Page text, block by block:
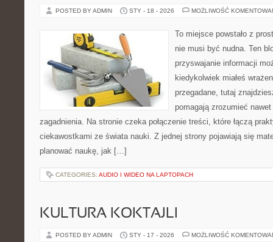
POSTED BY ADMIN STY - 18 - 2026 MOŻLIWOŚĆ
To miejsce powstało z
nie musi być nudna. Ten
przyswajanie informacji
kiedykolwiek miałeś
przegadane, tutaj
pomagają zrozumieć
zagadnienia. Na stronie czeka połączenie treści, które łączą
ciekawostkami ze świata nauki. Z jednej strony pojawiają się
planować naukę, jak […]
CATEGORIES: AUDIO I WIDEO NA LAPTOPACH
KULTURA KOKTAJLI
POSTED BY ADMIN STY - 17 - 2026 MOŻLIWOŚĆ